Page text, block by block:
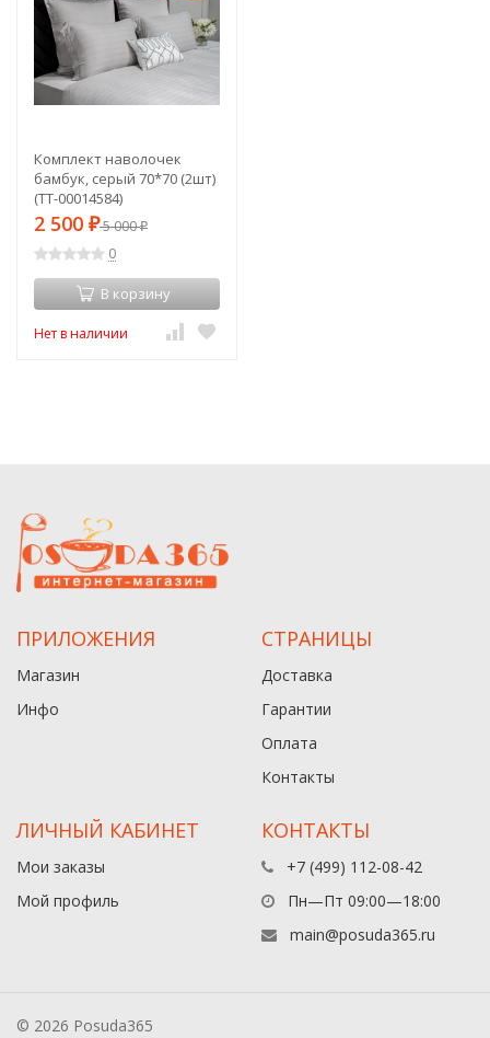
Комплект наволочек
бамбук, серый 70*70 (2шт)
(TT-00014584)
2 500 ₽5 000₽
0
В корзину
Нет в наличии
ПРИЛОЖЕНИЯ
Магазин
Инфо
СТРАНИЦЫ
Доставка
Гарантии
Оплата
Контакты
ЛИЧНЫЙ КАБИНЕТ
Мои заказы
Мой профиль
КОНТАКТЫ
+7 (499) 112-08-42
Пн—Пт 09:00—18:00
main@posuda365.ru
© 2026 Posuda365